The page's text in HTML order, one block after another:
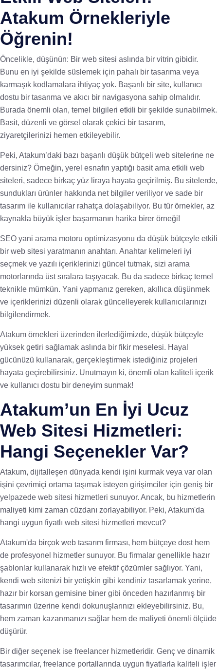
Atakum Örnekleriyle
Öğrenin!
Öncelikle, düşünün: Bir web sitesi aslında bir vitrin gibidir.
Bunu en iyi şekilde süslemek için pahalı bir tasarıma veya
karmaşık kodlamalara ihtiyaç yok. Başarılı bir site, kullanıcı
dostu bir tasarıma ve akıcı bir navigasyona sahip olmalıdır.
Burada önemli olan, temel bilgileri etkili bir şekilde sunabilmek.
Basit, düzenli ve görsel olarak çekici bir tasarım,
ziyaretçilerinizi hemen etkileyebilir.
Peki, Atakum’daki bazı başarılı düşük bütçeli web sitelerine ne
dersiniz? Örneğin, yerel esnafın yaptığı basit ama etkili web
siteleri, sadece birkaç yüz liraya hayata geçirilmiş. Bu sitelerde,
sundukları ürünler hakkında net bilgiler veriliyor ve sade bir
tasarım ile kullanıcılar rahatça dolaşabiliyor. Bu tür örnekler, az
kaynakla büyük işler başarmanın harika birer örneği!
SEO yani arama motoru optimizasyonu da düşük bütçeyle etkili
bir web sitesi yaratmanın anahtarı. Anahtar kelimeleri iyi
seçmek ve yazılı içeriklerinizi güncel tutmak, sizi arama
motorlarında üst sıralara taşıyacak. Bu da sadece birkaç temel
teknikle mümkün. Yani yapmanız gereken, akıllıca düşünmek
ve içeriklerinizi düzenli olarak güncelleyerek kullanıcılarınızı
bilgilendirmek.
Atakum örnekleri üzerinden ilerlediğimizde, düşük bütçeyle
yüksek getiri sağlamak aslında bir fikir meselesi. Hayal
gücünüzü kullanarak, gerçekleştirmek istediğiniz projeleri
hayata geçirebilirsiniz. Unutmayın ki, önemli olan kaliteli içerik
ve kullanıcı dostu bir deneyim sunmak!
Atakum’un En İyi Ucuz
Web Sitesi Hizmetleri:
Hangi Seçenekler Var?
Atakum, dijitalleşen dünyada kendi işini kurmak veya var olan
işini çevrimiçi ortama taşımak isteyen girişimciler için geniş bir
yelpazede web sitesi hizmetleri sunuyor. Ancak, bu hizmetlerin
maliyeti kimi zaman cüzdanı zorlayabiliyor. Peki, Atakum'da
hangi uygun fiyatlı web sitesi hizmetleri mevcut?
Atakum'da birçok web tasarım firması, hem bütçeye dost hem
de profesyonel hizmetler sunuyor. Bu firmalar genellikle hazır
şablonlar kullanarak hızlı ve efektif çözümler sağlıyor. Yani,
kendi web sitenizi bir yetişkin gibi kendiniz tasarlamak yerine,
hazır bir korsan gemisine biner gibi önceden hazırlanmış bir
tasarımın üzerine kendi dokunuşlarınızı ekleyebilirsiniz. Bu,
hem zaman kazanmanızı sağlar hem de maliyeti önemli ölçüde
düşürür.
Bir diğer seçenek ise freelancer hizmetleridir. Genç ve dinamik
tasarımcılar, freelance portallarında uygun fiyatlarla kaliteli işler